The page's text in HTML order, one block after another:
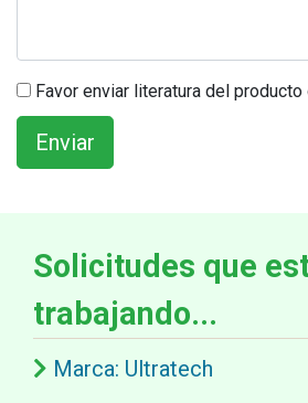
Favor enviar literatura del
Solicitudes que
trabajando...
Marca: Ultratech